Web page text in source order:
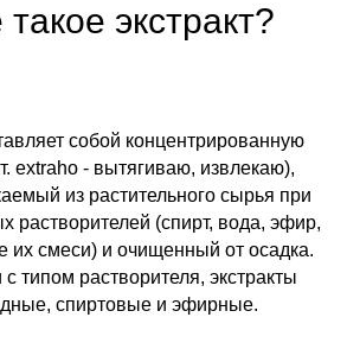
экстракт?
собой концентрированную
extraho - вытягиваю, извлекаю),
из растительного сырья при
растворителей (спирт, вода, эфир,
их смеси) и очищенный от осадка.
с типом растворителя, экстракты
спиртовые и эфирные.